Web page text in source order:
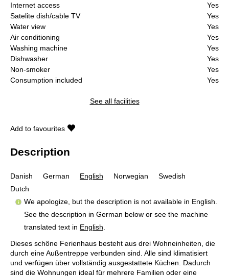
Internet access
Yes
Satelite dish/cable TV
Yes
Water view
Yes
Air conditioning
Yes
Washing machine
Yes
Dishwasher
Yes
Non-smoker
Yes
Consumption included
Yes
See all facilities
Add to favourites
Description
Danish German English Norwegian
Swedish
Dutch
We apologize, but the description is not available in English.
See the description in German below or see the machine
translated text in English
Dieses schöne Ferienhaus besteht aus drei Wohneinheiten, die
durch eine Außentreppe verbunden sind. Alle sind klimatisiert
und verfügen über vollständig ausgestattete Küchen. Dadurch
sind die Wohnungen ideal für mehrere Familien oder eine